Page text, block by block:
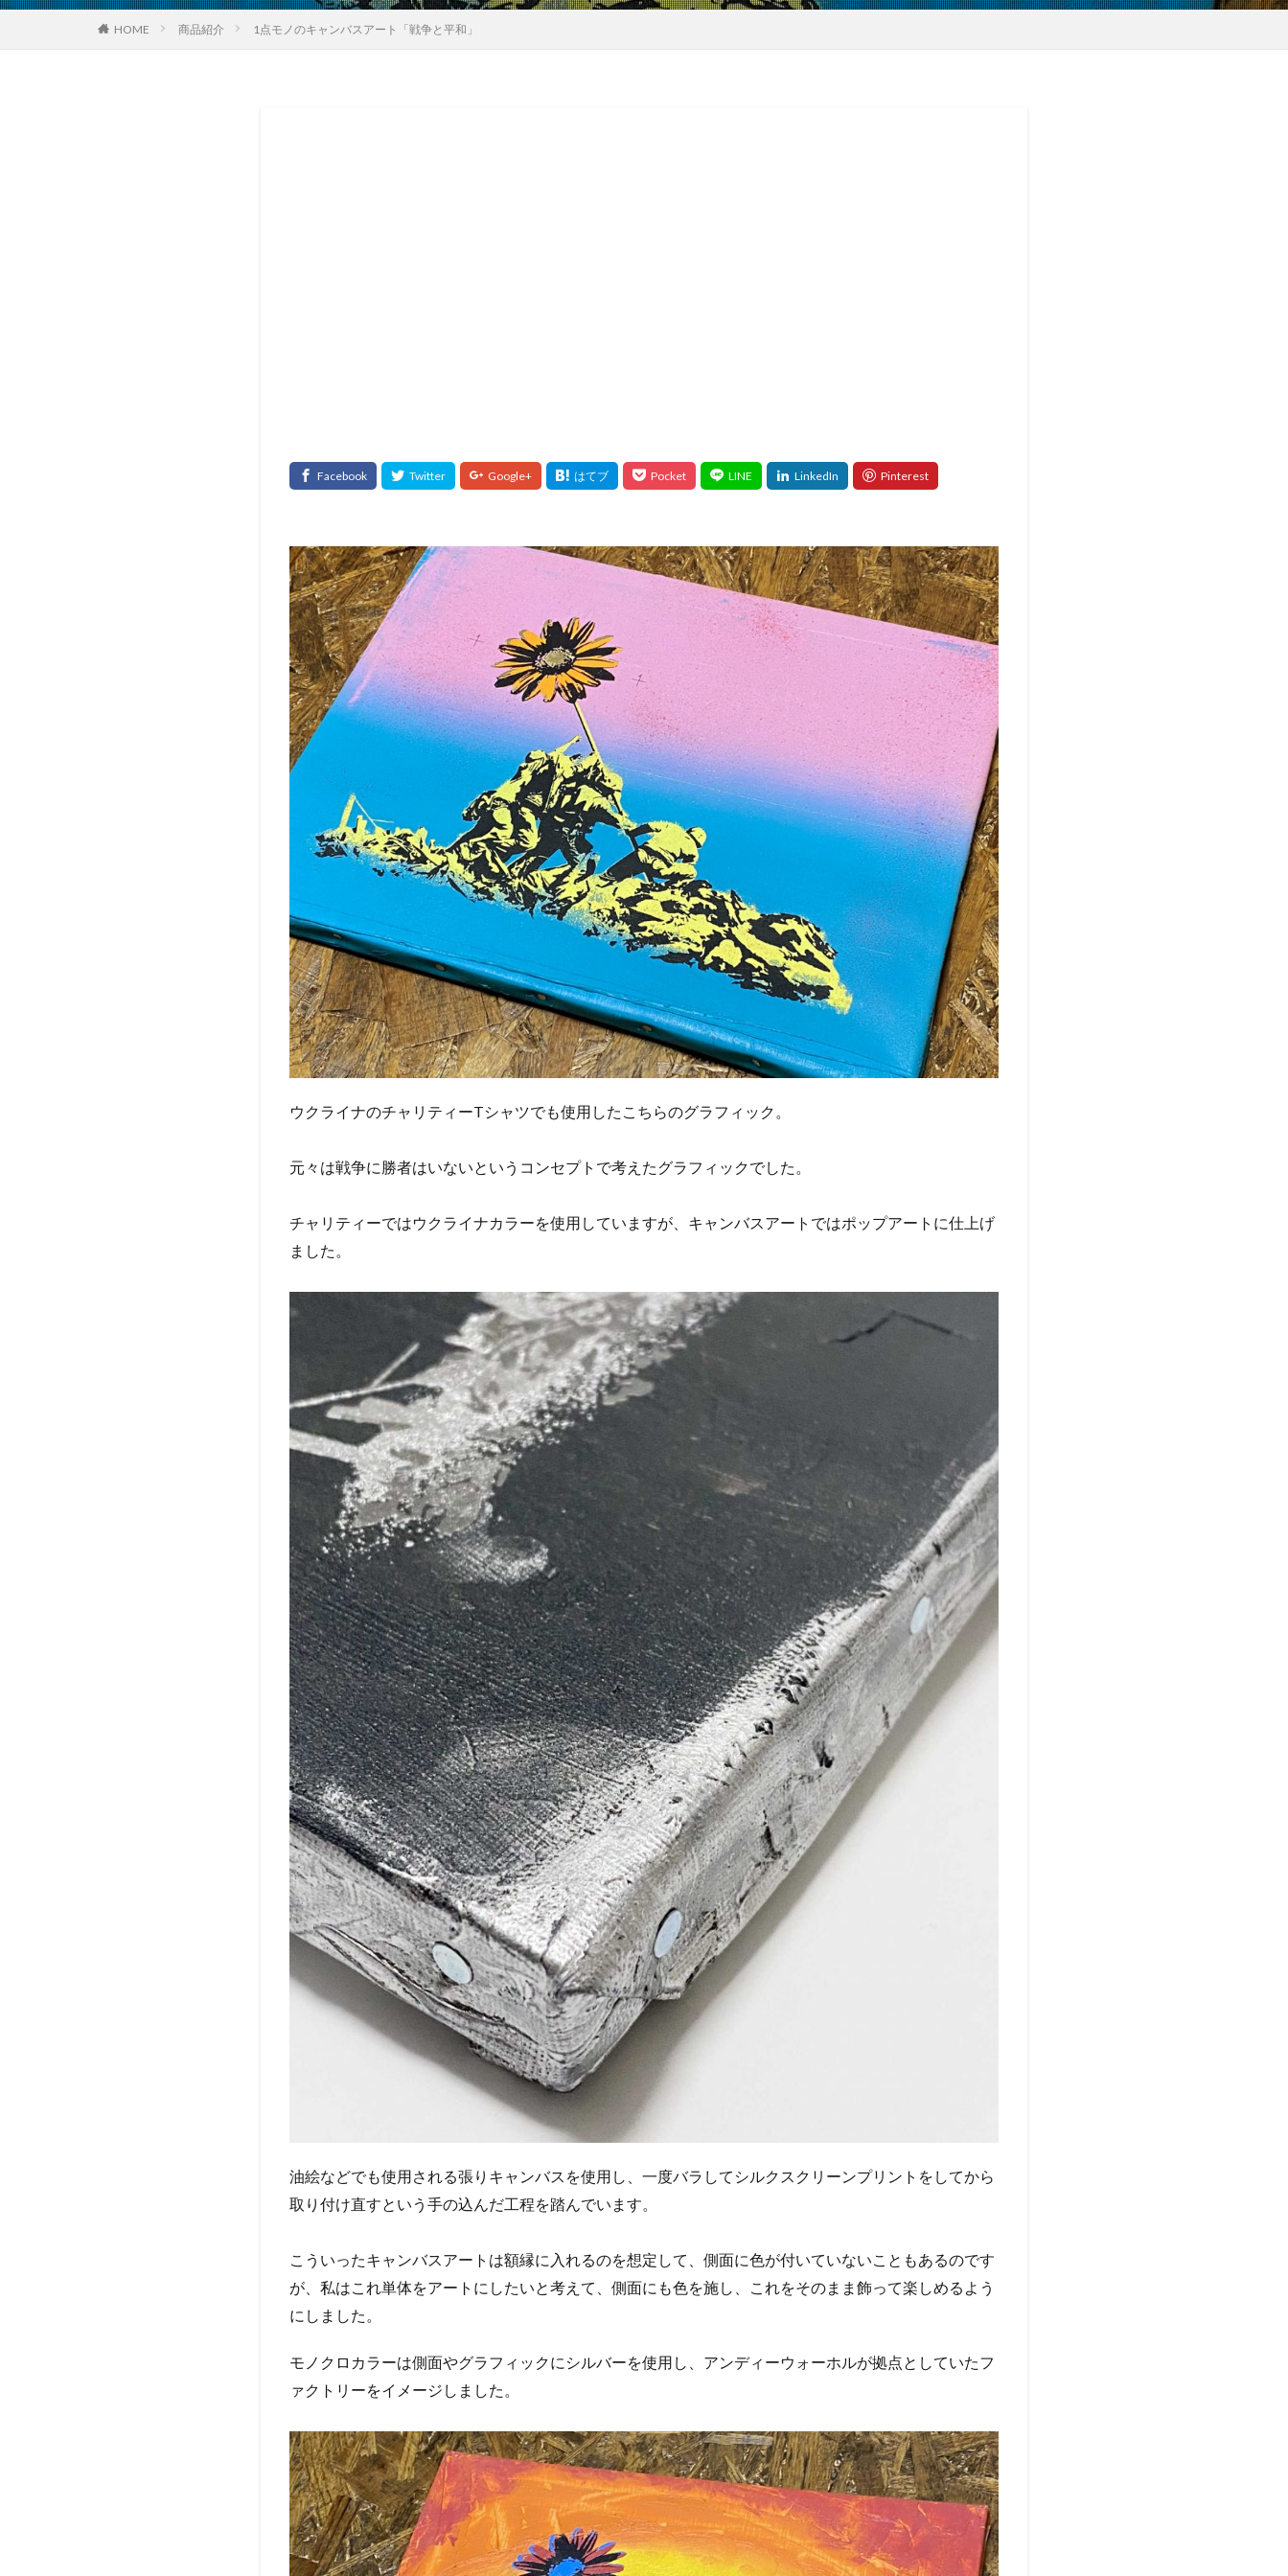
HOME 商品紹介 1点モノのキャンバスアート「戦争と平和」
ウクライナのチャリティーTシャツでも使用したこちらのグラフィック。
元々は戦争に勝者はいないというコンセプトで考えたグラフィックでした。
チャリティーではウクライナカラーを使用していますが、キャンバスアートではポップアートに仕上げ
ました。
油絵などでも使用される張りキャンバスを使用し、一度バラしてシルクスクリーンプリントをしてから
取り付け直すという手の込んだ工程を踏んでいます。
こういったキャンバスアートは額縁に入れるのを想定して、側面に色が付いていないこともあるのです
が、私はこれ単体をアートにしたいと考えて、側面にも色を施し、これをそのまま飾って楽しめるよう
にしました。
モノクロカラーは側面やグラフィックにシルバーを使用し、アンディーウォーホルが拠点としていたフ
ァクトリーをイメージしました。